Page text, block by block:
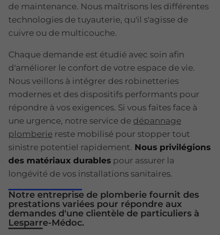
de maintenance. Nous maîtrisons les différentes
technologies de tuyauterie, qu'il s'agisse de
cuivre ou de multicouche.
Chaque demande est étudié avec soin afin
d'améliorer le confort de votre espace de vie.
Nous veillons à intégrer des robinetteries
modernes et des dispositifs performants pour
répondre à vos exigences. Si vous faites face à
une urgence, notre service de dépannage
plomberie reste mobilisé pour stopper tout
sinistre potentiel rapidement. Nous privilégions
des matériaux durables pour assurer la
longévité de vos installations sanitaires.
Notre entreprise de plomberie fournit des
prestations variées pour répondre aux
demandes d'une clientèle de particuliers à
Lesparre-Médoc.